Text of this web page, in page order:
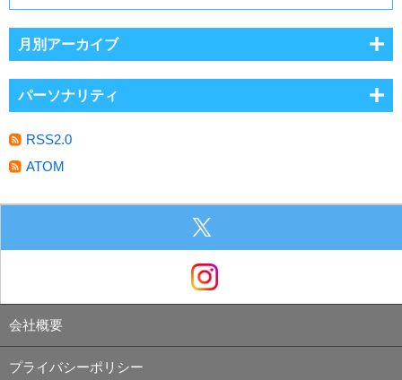
月別アーカイブ
パーソナリティ
RSS2.0
ATOM
会社概要
プライバシーポリシー